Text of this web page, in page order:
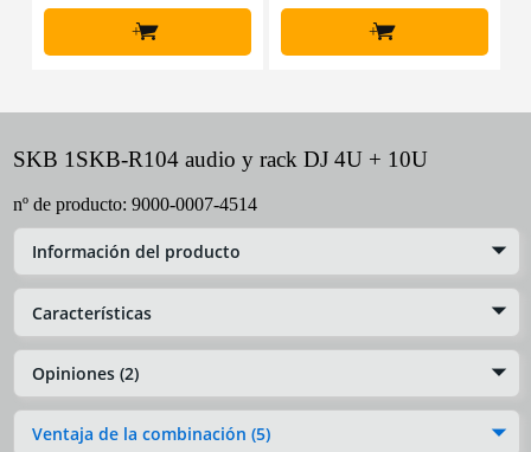
+ +
SKB 1SKB-R104 audio y rack DJ 4U + 10U
nº de producto: 9000-0007-4514
Información del producto
Características
Opiniones (2)
Ventaja de la combinación (5)